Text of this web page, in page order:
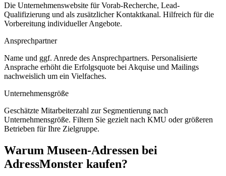
Die Unternehmenswebsite für Vorab-Recherche, Lead-
Qualifizierung und als zusätzlicher Kontaktkanal. Hilfreich für die
Vorbereitung individueller Angebote.
Ansprechpartner
Name und ggf. Anrede des Ansprechpartners. Personalisierte
Ansprache erhöht die Erfolgsquote bei Akquise und Mailings
nachweislich um ein Vielfaches.
Unternehmensgröße
Geschätzte Mitarbeiterzahl zur Segmentierung nach
Unternehmensgröße. Filtern Sie gezielt nach KMU oder größeren
Betrieben für Ihre Zielgruppe.
Warum Museen-Adressen bei
AdressMonster kaufen?